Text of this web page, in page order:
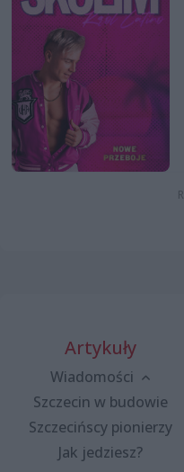
Artykuły
Wiadomości
Szczecin w budowie
Szczecińscy pionierzy
Jak jedziesz?